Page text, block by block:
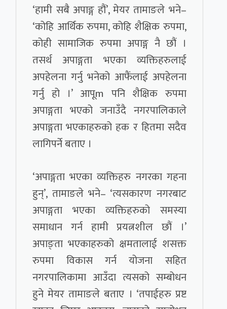
‘हामी सबै अपाङ्ग हौं’, मेयर तामाङले भने–
‘कोहि आर्थिक रुपमा, कोहि शैक्षिक रुपमा,
कोही सामाजिक रुपमा अपाङ्ग नै छौं ।
तसर्थ अपाङ्गता भएका व्यक्तिहरुलाई
अपहेलना गर्नु भनेको आफैंलाई अपहेलना
गर्नु हो ।’ आपूm पनि शैक्षिक रुपमा
अपाङ्गता भएको जनाउँदै नगरपालिकाले
अपाङ्गता भएकाहरुको हक र हितमा सदैव
लागिपर्ने बताए ।
‘अपाङ्गता भएका व्यक्तिहरु नगरका गहना
हुन्’, तामाङले भने– ‘त्यसकारण नगरबाट
अपाङ्गता भएका व्यक्तिहरुको समस्या
समाधान गर्न हामी प्रयत्नशील छौं ।’
अपाङ्ता भएकाहरुको क्षमतालाई शसक्त
रुपमा विकास गर्न योजना सहित
नगरपालिकामा आउँदा त्यसको सम्बोधन
हुने मेयर तामाङले बताए । ‘तपाईहरु प्रष्ट